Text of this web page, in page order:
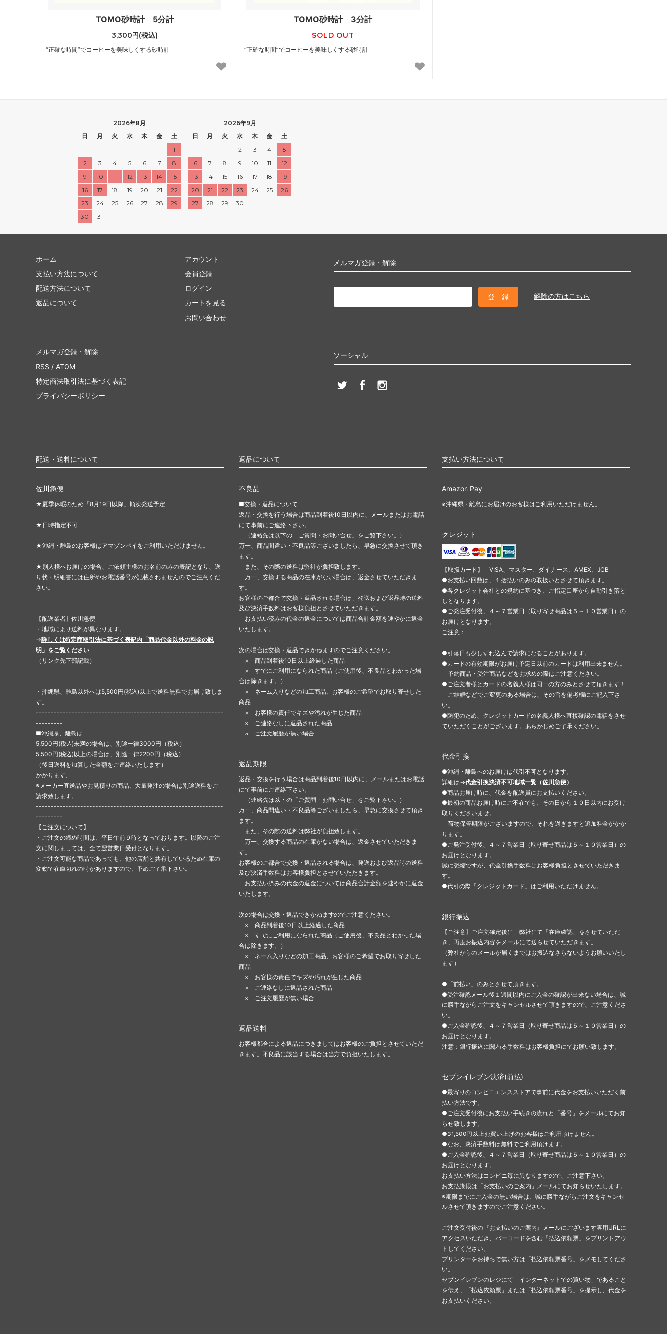
TOMO砂時計 5分計
3,300円(税込)
“正確な時間”でコーヒーを美味しくする砂時計
TOMO砂時計 3分計
SOLD OUT
“正確な時間”でコーヒーを美味しくする砂時計
2026年8月
日
月 火 水 木 金
土
1
2
3 4 5 6 7
8
9
10 11 12 13 14
15
16
17 18 19 20 21
22
23
24 25 26 27 28
29
30
31
2026年9月
日
月 火 水 木 金
土
1
2 3 4
5
6
7 8 9 10 11
12
13
14 15 16 17 18
19
20
21 22 23 24 25
26
27
28 29 30
メルマガ登録・解除
解除の方はこちら
ホーム
支払い方法について
配送方法について
返品について
アカウント
会員登録
ログイン
カートを見る
お問い合わせ
ソーシャル
メルマガ登録・解除
RSS / ATOM
特定商法取引法に基づく表記
プライバシーポリシー
配送・送料について
佐川急便
★夏季休暇のため「8月19日以降」順次発送予定
★日時指定不可
★沖縄・離島のお客様はアマゾンペイをご利用いただけません。
★別人様へお届けの場合、ご依頼主様のお名前のみの表記となり、送
り状・明細書には住所やお電話番号が記載されませんのでご注意くだ
さい。
【配送業者】佐川急便
・地域により送料が異なります。
→詳しくは特定商取引法に基づく表記内「商品代金以外の料金の説
明」をご覧ください
（リンク先下部記載）
・沖縄県、離島以外へは5,500円(税込)以上で送料無料でお届け致しま
す。
---------------------------------------------------------------
---------
■沖縄県、離島は
5,500円(税込)未満の場合は、別途一律3000円（税込）
5,500円(税込)以上の場合は、別途一律2200円（税込）
（後日送料を加算した金額をご連絡いたします）
かかります。
※メーカー直送品やお見積りの商品、大量発注の場合は別途送料をご
請求致します。
---------------------------------------------------------------
---------
【ご注文について】
・ご注文の締め時間は、平日午前９時となっております。以降のご注
文に関しましては、全て翌営業日受付となります。
・ご注文可能な商品であっても、他の店舗と共有しているため在庫の
変動で在庫切れの時がありますので、予めご了承下さい。
返品について
不良品
■交換・返品について
返品・交換を行う場合は商品到着後10日以内に、メールまたはお電話
にて事前にご連絡下さい。
（連絡先は以下の「ご質問・お問い合せ」をご覧下さい。）
万一、商品間違い・不良品等ございましたら、早急に交換させて頂き
ます。
また、その際の送料は弊社が負担致します。
万一、交換する商品の在庫がない場合は、返金させていただきま
す。
お客様のご都合で交換・返品される場合は、発送および返品時の送料
及び決済手数料はお客様負担とさせていただきます。
お支払い済みの代金の返金については商品合計金額を速やかに返金
いたします。
次の場合は交換・返品できかねますのでご注意ください。
× 商品到着後10日以上経過した商品
× すでにご利用になられた商品（ご使用後、不良品とわかった場
合は除きます。）
× ネーム入りなどの加工商品、お客様のご希望でお取り寄せした
商品
× お客様の責任でキズや汚れが生じた商品
× ご連絡なしに返品された商品
× ご注文履歴が無い場合
返品期限
返品・交換を行う場合は商品到着後10日以内に、メールまたはお電話
にて事前にご連絡下さい。
（連絡先は以下の「ご質問・お問い合せ」をご覧下さい。）
万一、商品間違い・不良品等ございましたら、早急に交換させて頂き
ます。
また、その際の送料は弊社が負担致します。
万一、交換する商品の在庫がない場合は、返金させていただきま
す。
お客様のご都合で交換・返品される場合は、発送および返品時の送料
及び決済手数料はお客様負担とさせていただきます。
お支払い済みの代金の返金については商品合計金額を速やかに返金
いたします。
次の場合は交換・返品できかねますのでご注意ください。
× 商品到着後10日以上経過した商品
× すでにご利用になられた商品（ご使用後、不良品とわかった場
合は除きます。）
× ネーム入りなどの加工商品、お客様のご希望でお取り寄せした
商品
× お客様の責任でキズや汚れが生じた商品
× ご連絡なしに返品された商品
× ご注文履歴が無い場合
返品送料
お客様都合による返品につきましてはお客様のご負担とさせていただ
きます。不良品に該当する場合は当方で負担いたします。
支払い方法について
Amazon Pay
※沖縄県・離島にお届けのお客様はご利用いただけません。
クレジット
【取扱カード】 VISA、マスター、ダイナース、AMEX、JCB
●お支払い回数は、１括払いのみの取扱いとさせて頂きます。
●各クレジット会社との規約に基づき、ご指定口座から自動引き落と
しとなります。
●ご発注受付後、４～７営業日（取り寄せ商品は５～１０営業日）の
お届けとなります。
ご注意：
●引落日も少しずれ込んで請求になることがあります。
●カードの有効期限がお届け予定日以前のカードは利用出来ません。
予約商品・受注商品などをお求めの際はご注意ください。
●ご注文者様とカードの名義人様は同一の方のみとさせて頂きます！
ご結婚などでご変更のある場合は、その旨を備考欄にご記入下さ
い。
●防犯のため、クレジットカードの名義人様へ直接確認の電話をさせ
ていただくことがございます。あらかじめご了承ください。
代金引換
●沖縄・離島へのお届けは代引不可となります。
詳細は→代金引換決済不可地域一覧（佐川急便）
●商品お届け時に、代金を配送員にお支払いください。
●最初の商品お届け時にご不在でも、その日から１０日以内にお受け
取りくださいませ。
荷物保管期限がございますので、それを過ぎますと追加料金がかか
ります。
●ご発注受付後、４～７営業日（取り寄せ商品は５～１０営業日）の
お届けとなります。
誠に恐縮ですが、代金引換手数料はお客様負担とさせていただきま
す。
●代引の際「クレジットカード」はご利用いただけません。
銀行振込
【ご注意】ご注文確定後に、弊社にて「在庫確認」をさせていただ
き、再度お振込内容をメールにて送らせていただきます。
（弊社からのメールが届くまではお振込なさらないようお願いいたし
ます）
●「前払い」のみとさせて頂きます。
●受注確認メール後１週間以内にご入金の確認が出来ない場合は、誠
に勝手ながらご注文をキャンセルさせて頂きますので、ご注意くださ
い。
●ご入金確認後、４～７営業日（取り寄せ商品は５～１０営業日）の
お届けとなります。
注意：銀行振込に関わる手数料はお客様負担にてお願い致します。
セブンイレブン決済(前払)
●最寄りのコンビニエンスストアで事前に代金をお支払いいただく前
払い方法です。
●ご注文受付後にお支払い手続きの流れと「番号」をメールにてお知
らせ致します。
●31,500円以上お買い上げのお客様はご利用頂けません。
●なお、決済手数料は無料でご利用頂けます。
●ご入金確認後、４～７営業日（取り寄せ商品は５～１０営業日）の
お届けとなります。
お支払い方法はコンビニ毎に異なりますので、ご注意下さい。
お支払期限は「お支払いのご案内」メールにてお知らせいたします。
※期限までにご入金の無い場合は、誠に勝手ながらご注文をキャンセ
ルさせて頂きますのでご注意ください。
ご注文受付後の『お支払いのご案内』メールにございます専用URLに
アクセスいただき、バーコードを含む「払込依頼票」をプリントアウ
トしてください。
プリンターをお持ちで無い方は「払込依頼票番号」をメモしてくださ
い。
セブンイレブンのレジにて「インターネットでの買い物」であること
を伝え、「払込依頼票」または「払込依頼票番号」を提示し、代金を
お支払いください。